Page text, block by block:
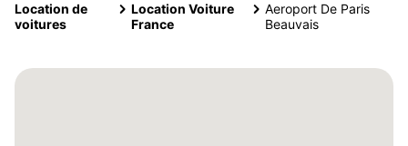
Location de
voitures
Location Voiture
France
Aeroport De Paris
Beauvais